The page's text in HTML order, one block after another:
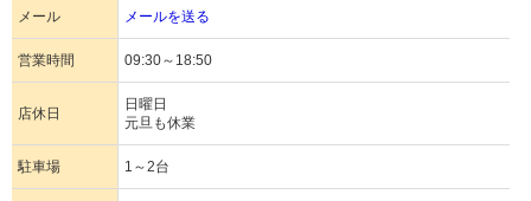
メール メールを送る
営業時間 09:30～18:50
店休日
日曜日
元旦も休業
駐車場 1～2台